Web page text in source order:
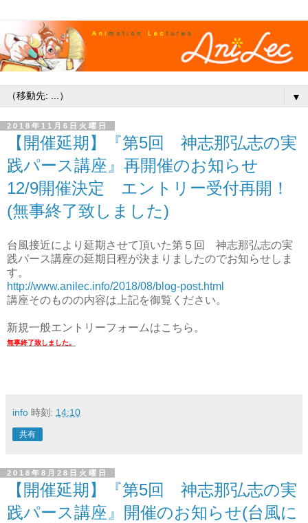
▼
2018年11月6日火曜日
【開催延期】『第5回 神志那弘志の実
践パース講座』再開催のお知らせ
12/9開催決定 エントリー受付再開！
(無事終了致しました)
台風接近により延期させて頂いた第５回 神志那弘志の実
践パース講座の延期日程が決まりましたのでお知らせしま
す。
http://www.anilec.info/2018/08/blog-post.html
講座そのものの内容は上記を御覧ください。
新規一般エントリーフォームはこちら。
無事終了致しました。
info 時刻: 14:10
共有
2018年8月28日火曜日
【開催延期】『第5回 神志那弘志の実
践パース講座』開催のお知らせ(台風に